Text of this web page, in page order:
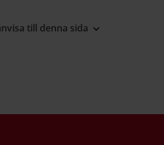
till denna sida